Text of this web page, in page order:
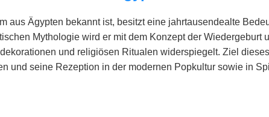
aus Ägypten bekannt ist, besitzt eine jahrtausendealte
Mythologie wird er mit dem Konzept der Wiedergeburt
und religiösen Ritualen widerspiegelt. Ziel
und seine Rezeption in der modernen Popkultur sowie in